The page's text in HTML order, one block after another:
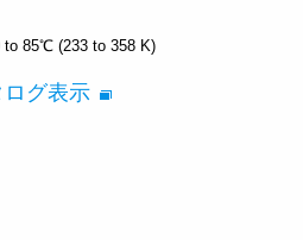
to 85℃ (233 to 358 K)
ログ表示